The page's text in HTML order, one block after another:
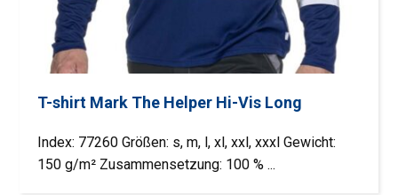
T-shirt Mark The Helper Hi-Vis Long
Index: 77260 Größen: s, m, l, xl, xxl, xxxl Gewicht:
150 g/m² Zusammensetzung: 100 % ...